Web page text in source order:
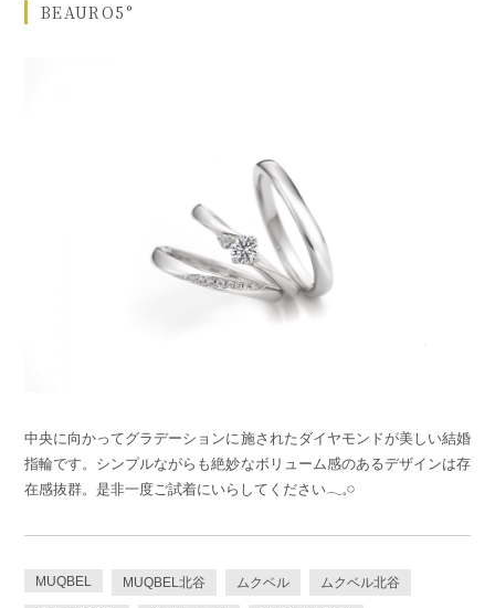
BEAURO5°
中央に向かってグラデーションに施されたダイヤモンドが美しい結婚
指輪です。シンプルながらも絶妙なボリューム感のあるデザインは存
在感抜群。是非一度ご試着にいらしてください𓂃𓈒𓏸
MUQBEL MUQBEL北谷 ムクベル ムクベル北谷